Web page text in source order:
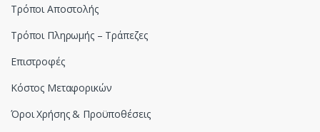
Τρόποι Αποστολής
Τρόποι Πληρωμής – Τράπεζες
Επιστροφές
Κόστος Μεταφορικών
Όροι Χρήσης & Προϋποθέσεις